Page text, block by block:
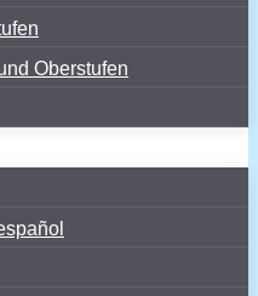
Oberstufen